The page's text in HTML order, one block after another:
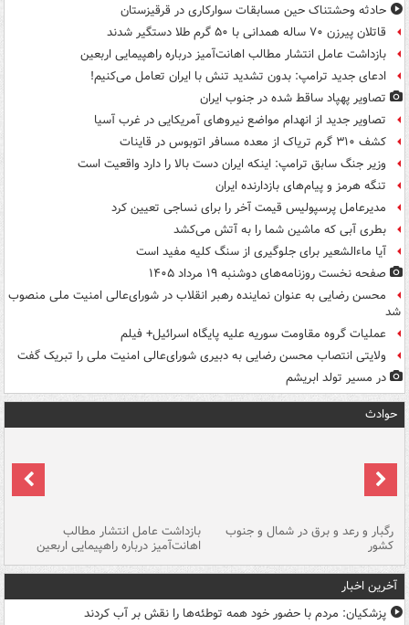
حادثه وحشتناک حین مسابقات سوارکاری در قرقیزستان
قاتلان پیرزن ۷۰ ساله همدانی با ۵۰ گرم طلا دستگیر شدند
بازداشت عامل انتشار مطالب اهانت‌آمیز درباره راهپیمایی اربعین
ادعای جدید ترامپ: بدون تشدید تنش با ایران تعامل می‌کنیم!
تصاویر پهپاد ساقط شده در جنوب ایران
تصاویر جدید از انهدام مواضع نیروهای آمریکایی در غرب آسیا
کشف ۳۱۰ گرم تریاک از معده مسافر اتوبوس در قاینات
وزیر جنگ سابق ترامپ: اینکه ایران دست بالا را دارد واقعیت است
تنگه هرمز و پیام‌های بازدارنده ایران
مدیرعامل پرسپولیس قیمت آخر را برای نساجی تعیین کرد
بطری آبی که ماشین شما را به آتش می‌کشد
آیا ماءالشعیر برای جلوگیری از سنگ کلیه مفید است
صفحه نخست روزنامه‌های دوشنبه ۱۹ مرداد ۱۴۰۵
محسن رضایی به عنوان نماینده رهبر انقلاب در شورای‌عالی امنیت ملی منصوب
شد
عملیات گروه مقاومت سوریه علیه پایگاه اسرائیل+ فیلم
ولایتی انتصاب محسن رضایی به دبیری شورای‌عالی امنیت ملی را تبریک گفت
در مسیر تولد ابریشم
حوادث
رگبار و رعد و برق در شمال و جنوب
کشور
بازداشت عامل انتشار مطالب
اهانت‌آمیز درباره راهپیمایی اربعین
آخرین اخبار
پزشکیان: مردم با حضور خود همه توطئه‌ها را نقش بر آب کردند